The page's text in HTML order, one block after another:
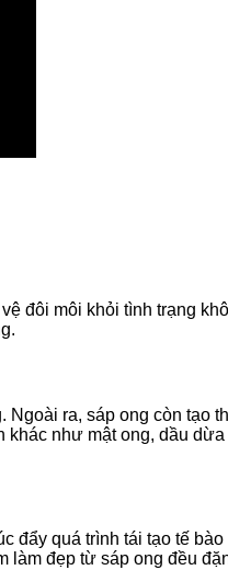
đôi môi khỏi tình trạng
ra, sáp ong còn tạo
như mật ong, dầu
đẩy quá trình tái tạo tế
làm đẹp từ sáp ong đều